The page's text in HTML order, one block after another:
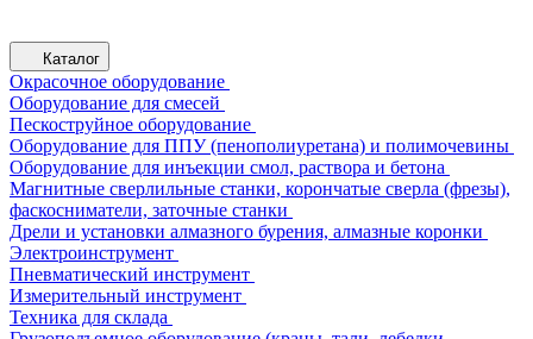
Каталог
Окрасочное оборудование
Оборудование для смесей
Пескоструйное оборудование
Оборудование для ППУ (пенополиуретана) и полимочевины
Оборудование для инъекции смол, раствора и бетона
Магнитные сверлильные станки, корончатые сверла (фрезы),
фаскосниматели, заточные станки
Дрели и установки алмазного бурения, алмазные коронки
Электроинструмент
Пневматический инструмент
Измерительный инструмент
Техника для склада